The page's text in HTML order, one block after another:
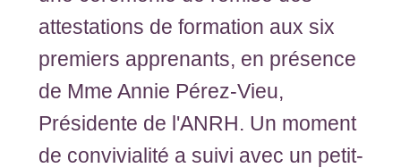
attestations de formation aux six
premiers apprenants, en présence
de Mme Annie Pérez-Vieu,
Présidente de l'ANRH. Un moment
de convivialité a suivi avec un petit-